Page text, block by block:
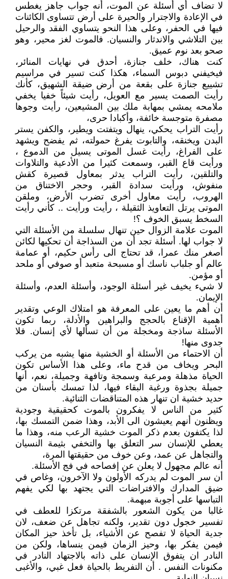
لا تضاف أي أسئلة عن الموت، أنه جواب جاهز يغطس
في الإعادة والاجترار والحيرة على أرض تتساوى الكائنات
فيها في الحفر، وعلى هذا النحو يتساوي الفقد والرحيل
بين التلاشي والاندثار والنسيان. فالموت لغز محير، وهو
صحو بعد نوم عميق.
كنت هناك، خلف جنازة، أحدق في نهايات المنائر،
فيخيفني دبوس السماء، هكذا كنت تسير في مراسيم
تشييع جنازة على بقعة من أرض ضيقة الشهيق، كأنك
رأيت الصمت يسير مع العويل، رأيت شيئاً خفيا يخفي
ملامحه يمشي بمهابة ملك بين المشيعين، رأيت وجوها
مصفرة متوجسة خائفة، وأكبادا حرى،
رأيت التراب يحكي، ينهال ويتفتت ويطير، والكفن يستر
البدن ويخنقه، والتابوت يفرغ حمولته، ثم يفضح ويشهد
على الفراغ، رأيت غسل الموتى يسيل من الدموع ،
ورأيت قاع القبر، وسمعت كثيرا من الأدعية والتلاوات
والتلقين، رأيت التراب يدثر بمعاول قصيرة كقش
منفوش، ورأيت سدادة القبر، وحجر الاختناق من
الهروب، رأيت معاول أخرى تضرب الأرض، وملقن
الموتى يرتل التعاويذ الثقيلة ، رأيت ورأيت .. كأني رأيت
السخط يسبق الخوف ؟!
الموت علامة الزوال حين تنهال سلسلة من الأسئلة التي
لا جواب لها. أسئلة تجد أن من السذاجة أن تحكيها لكائن
أصغر منك عمرا، قد تحتاج الى رأس حكيم، أو عمامة
عالم أو جلباب ناسك أو مسبحة متعبد أو صوفي أو ملحد
أو مؤمن.
لا شيء يخيف غير أسئلة الوجود، وأسئلة العدم، وأسئلة
الإيمان.
أن أهم ما يعين على المعرفة هو امتلاك الوعي وتقدير
أهمية الإقناع بالحجج والبراهين والأدلة، ربما تكون
الأسئلة ساذجة ومخجلة من أن تسألها لأي إنسان. فلا
جدوى منها!
أن الاحتماء من الأسئلة أو الخشية منها يشبه من يركب
البحر ويخاف من قدح ماء، وعلى هذا الأساس تكون
الحياة مذهلة ومرعبة وسمجة وتافهة وجميلة، نعم، أنها
جميلة بجذوة ورغبة البقاء فيها، لذا تمسك بأسنان من
حديد خشية ان تنهار هذه المتناقضات الثنائية.
كثير من الناس لا يفكرون بالموت كحقيقية وجودية
ويظنون أنهم يعيشون الى الأبد، وهذا ضمن التمسك بها،
لذا يكتفون بعدم ذكر الموت خشية الرعب منه، وهذا ما
يعطي للإنسان سر التعلق بها والتخفي بثيمة النسيان
والتجاهل عن عمد، وعن خوف من حقيقتها المرة،
أنه عالم مجهول لا يعلن عن إفصاحه في فج الأسئلة.
أن سر الموت لم يدركه الأولون ولا الآخرون، وغاص في
ضيق المدارك والافتراضات التي يجتهد بها لكي يفهم
التباسها على أجوبة مبهمة.
غالبا من يكون الشعور بالشفقة مرتكزا للعطف في
تفسير خجول دون تقدير، ولكنه تجاهل عن ضعف، لان
جدية الحياة لا تفصح عن الأشياء، بل تأخذ حيز المكان
فيمن يفكر بها، وحيز الزمان فيمن ينساها، ولكن من
النادر ان يتفوق الإنسان على ذاته بالاجتهاد النادر في
مكنونات النفس . أن التفريط بالحياة فعل غبي، والأغبى